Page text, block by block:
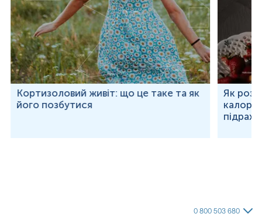
Кортизоловий живіт: що це таке та як
його позбутися
Як
0 800 503 680